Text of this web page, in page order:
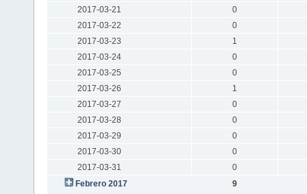
2017-03-21
0
2017-03-22
0
2017-03-23
1
2017-03-24
0
2017-03-25
0
2017-03-26
1
2017-03-27
0
2017-03-28
0
2017-03-29
0
2017-03-30
0
2017-03-31
0
Febrero 2017
9